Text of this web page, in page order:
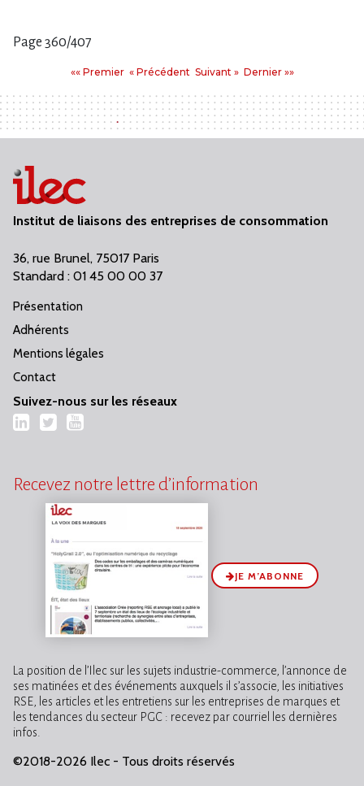
Page 360/407
«« PremierPremier
« PrécédentPrécédent
Suivant
Suivant » Dernier
Dernier »»
Institut de liaisons des entreprises de consommation
36, rue Brunel, 75017 Paris
Standard : 01 45 00 00 37
Présentation
Adhérents
Mentions légales
Contact
Suivez-nous sur les réseaux
LinkedIn
TwitterYouTube
Recevez notre lettre d’information
JE M’ABONNE
La position de l’Ilec sur les sujets industrie-commerce, l’annonce de
ses matinées et des événements auxquels il s’associe, les initiatives
RSE, les articles et les entretiens sur les entreprises de marques et
les tendances du secteur PGC : recevez par courriel les dernières
infos.
©2018-2026 Ilec - Tous droits réservés